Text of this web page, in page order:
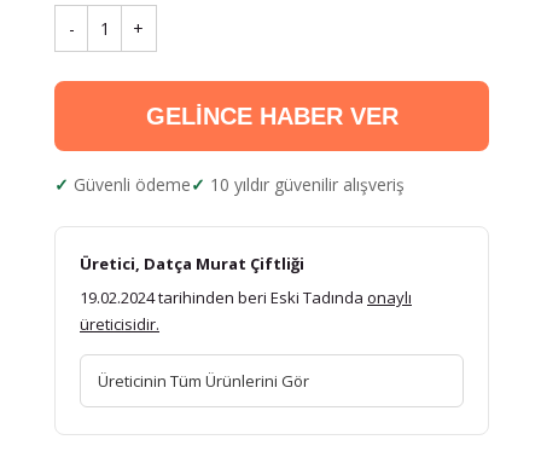
- 1 +
GELİNCE HABER VER
Güvenli ödeme 10 yıldır güvenilir alışveriş
Üretici, Datça Murat Çiftliği
19.02.2024 tarihinden beri Eski Tadında onaylı
üreticisidir.
Üreticinin Tüm Ürünlerini Gör